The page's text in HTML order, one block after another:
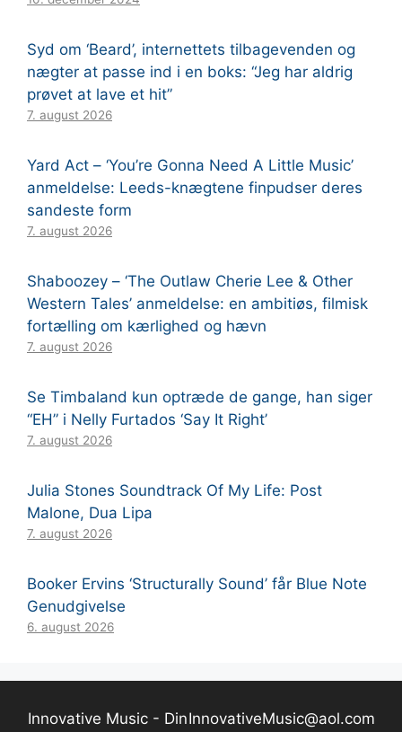
Syd om ‘Beard’, internettets tilbagevenden og
nægter at passe ind i en boks: “Jeg har aldrig
prøvet at lave et hit”
7. august 2026
Yard Act – ‘You’re Gonna Need A Little Music’
anmeldelse: Leeds-knægtene finpudser deres
sandeste form
7. august 2026
Shaboozey – ‘The Outlaw Cherie Lee & Other
Western Tales’ anmeldelse: en ambitiøs, filmisk
fortælling om kærlighed og hævn
7. august 2026
Se Timbaland kun optræde de gange, han siger
“EH” i Nelly Furtados ‘Say It Right’
7. august 2026
Julia Stones Soundtrack Of My Life: Post
Malone, Dua Lipa
7. august 2026
Booker Ervins ‘Structurally Sound’ får Blue Note
Genudgivelse
6. august 2026
Innovative Music - DinInnovativeMusic@aol.com